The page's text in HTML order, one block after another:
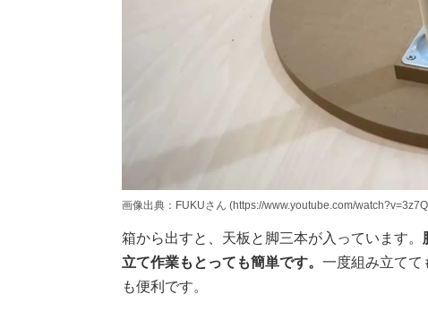
画像出典：FUKUさん (https://www.youtube.com/
箱から出すと、天板と脚三本が入っています。
立て作業もとっても簡単です。 一度組み立てて
も便利です。